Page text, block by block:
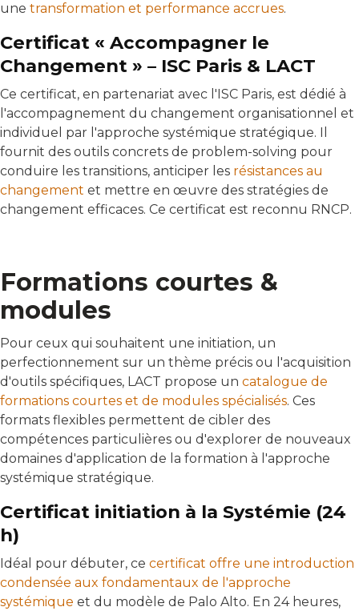
une transformation et performance accrues.
Certificat « Accompagner le
Changement » – ISC Paris & LACT
Ce certificat, en partenariat avec l'ISC Paris, est dédié à
l'accompagnement du changement organisationnel et
individuel par l'approche systémique stratégique. Il
fournit des outils concrets de problem-solving pour
conduire les transitions, anticiper les résistances au
changement et mettre en œuvre des stratégies de
changement efficaces. Ce certificat est reconnu RNCP.
Formations courtes &
modules
Pour ceux qui souhaitent une initiation, un
perfectionnement sur un thème précis ou l'acquisition
d'outils spécifiques, LACT propose un catalogue de
formations courtes et de modules spécialisés. Ces
formats flexibles permettent de cibler des
compétences particulières ou d'explorer de nouveaux
domaines d'application de la formation à l'approche
systémique stratégique.
Certificat initiation à la Systémie (24
h)
Idéal pour débuter, ce certificat offre une introduction
condensée aux fondamentaux de l'approche
systémique et du modèle de Palo Alto. En 24 heures,